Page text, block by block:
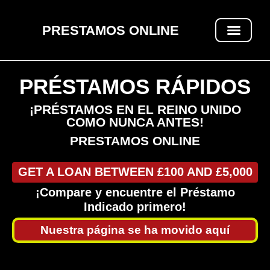
PRESTAMOS ONLINE
PRÉSTAMOS RÁPIDOS
¡PRÉSTAMOS EN EL REINO UNIDO
COMO NUNCA ANTES!
PRESTAMOS ONLINE
GET A LOAN BETWEEN £100 AND £5,000
¡Compare y encuentre el Préstamo
Indicado primero!
Nuestra página se ha movido aquí